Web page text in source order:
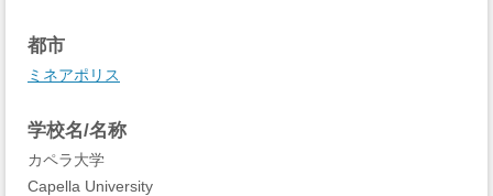
都市
ミネアポリス
学校名/名称
カペラ大学
Capella University